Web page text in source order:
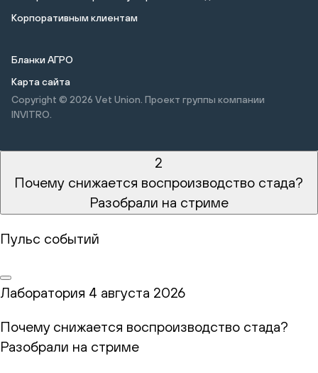
Корпоративным клиентам
Бланки АГРО
Карта сайта
Copyright © 2026 Vet Union. Проект группы компании
INVITRO.
2
Почему снижается воспроизводство стада?
Разобрали на стриме
Пульс событий
Лаборатория 4 августа 2026
Почему снижается воспроизводство стада?
Разобрали на стриме